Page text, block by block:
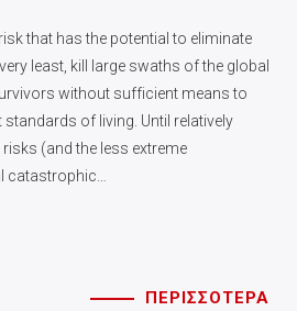
that has the potential to eliminate
least, kill large swaths of the global
without sufficient means to
of living. Until relatively
(and the less extreme
catastrophic…
ΠΕΡΙΣΣΟΤΕΡΑ